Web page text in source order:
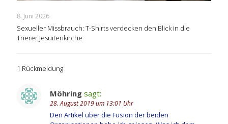
8. Juni 2026
Sexueller Missbrauch: T-Shirts verdecken den Blick in die
Trierer Jesuitenkirche
1 Rückmeldung
Möhring sagt:
28. August 2019 um 13:01 Uhr
Den Artikel über die Fusion der beiden